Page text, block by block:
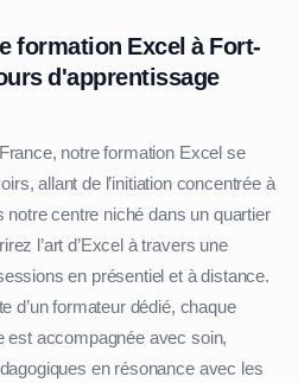
formation Excel à Fort-
d'apprentissage
notre formation Excel se
allant de l’initiation concentrée à
notre centre niché dans un quartier
l’art d’Excel à travers une
en présentiel et à distance.
d’un formateur dédié, chaque
est accompagnée avec soin,
en résonance avec les